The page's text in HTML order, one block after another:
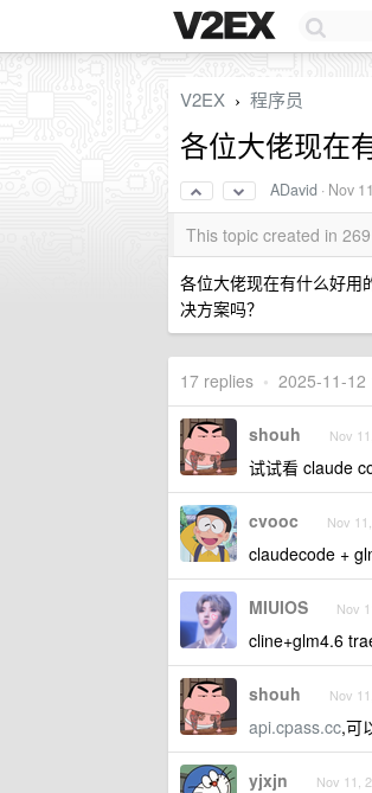
V2EX › 程序员
各位大佬现在
ADavid · Nov
This topic created in
各位大佬现在有什么好用
决方案吗？
17 replies • 2025-11-12
shouh Nov
试试看 claude
cvooc Nov
claudecode +
MIUIOS Nov
cline+glm4.6
shouh Nov
api.cpass.cc,可
yjxjn Nov 11,